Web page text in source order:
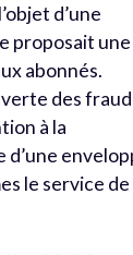
d’une
proposait une
abonnés.
des
à la
le service de